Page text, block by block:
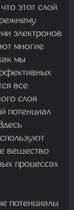
этот слой
электронов
многие
мы
все
слоя
потенциал
вещество
процессах
потенциалы